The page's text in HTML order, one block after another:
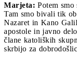
Marjeta: Potem
Tam smo bivali tik
Nazaret in Kano
apostole in javno
člane katoliških
skrbijo za